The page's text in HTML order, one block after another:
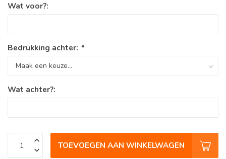
Wat voor?:
Bedrukking achter: *
Wat achter?:
TOEVOEGEN AAN WINKELWAGEN